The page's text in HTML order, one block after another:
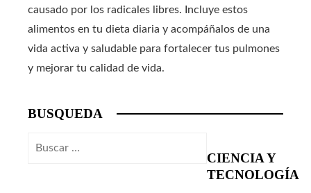
causado por los radicales libres. Incluye estos
alimentos en tu dieta diaria y acompáñalos de una
vida activa y saludable para fortalecer tus pulmones
y mejorar tu calidad de vida.
BUSQUEDA
Buscar:
CIENCIA Y
TECNOLOGÍA